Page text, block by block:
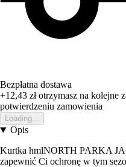
Bezpłatna dostawa
+12,43 złotrzymasz na kolejne
potwierdzeniu zamowienia
Loading...
Opis
Kurtka hmlNORTH PARKA
zapewnić Ci ochronę w tym